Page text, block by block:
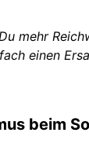
mehr
einen
beim